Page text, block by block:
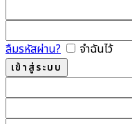
ลืมรหัสผ่าน?
จำฉันไว้